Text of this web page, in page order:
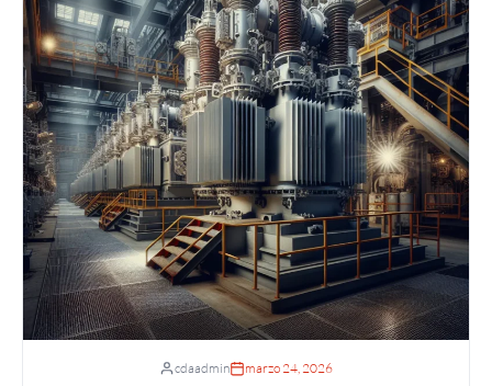
cdaadmin
marzo 24, 2026